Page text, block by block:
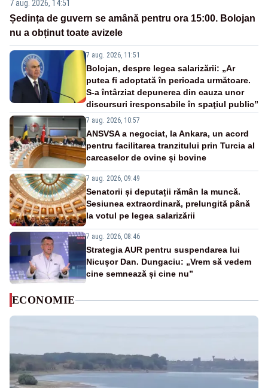
7 aug. 2026, 14:51
Ședința de guvern se amână pentru ora 15:00. Bolojan
nu a obținut toate avizele
7 aug. 2026, 11:51
Bolojan, despre legea salarizării: „Ar
putea fi adoptată în perioada următoare.
S-a întârziat depunerea din cauza unor
discursuri iresponsabile în spaţiul public”
7 aug. 2026, 10:57
ANSVSA a negociat, la Ankara, un acord
pentru facilitarea tranzitului prin Turcia al
carcaselor de ovine și bovine
7 aug. 2026, 09:49
Senatorii și deputații rămân la muncă.
Sesiunea extraordinară, prelungită până
la votul pe legea salarizării
7 aug. 2026, 08:46
Strategia AUR pentru suspendarea lui
Nicușor Dan. Dungaciu: „Vrem să vedem
cine semnează și cine nu”
ECONOMIE